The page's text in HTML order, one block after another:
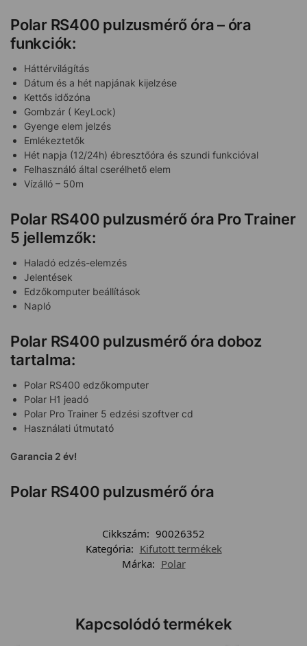
Polar RS400 pulzusmérő óra – óra
funkciók:
Háttérvilágítás
Dátum és a hét napjának kijelzése
Kettős időzóna
Gombzár ( KeyLock)
Gyenge elem jelzés
Emlékeztetők
Hét napja (12/24h) ébresztőóra és szundi funkcióval
Felhasználó által cserélhető elem
Vízálló – 50m
Polar RS400 pulzusmérő óra Pro Trainer
5 jellemzők:
Haladó edzés-elemzés
Jelentések
Edzőkomputer beállítások
Napló
Polar RS400 pulzusmérő óra doboz
tartalma:
Polar RS400 edzőkomputer
Polar H1 jeadó
Polar Pro Trainer 5 edzési szoftver cd
Használati útmutató
Garancia 2 év!
Polar RS400 pulzusmérő óra
Cikkszám: 90026352
Kategória: Kifutott termékek
Márka: Polar
Kapcsolódó termékek